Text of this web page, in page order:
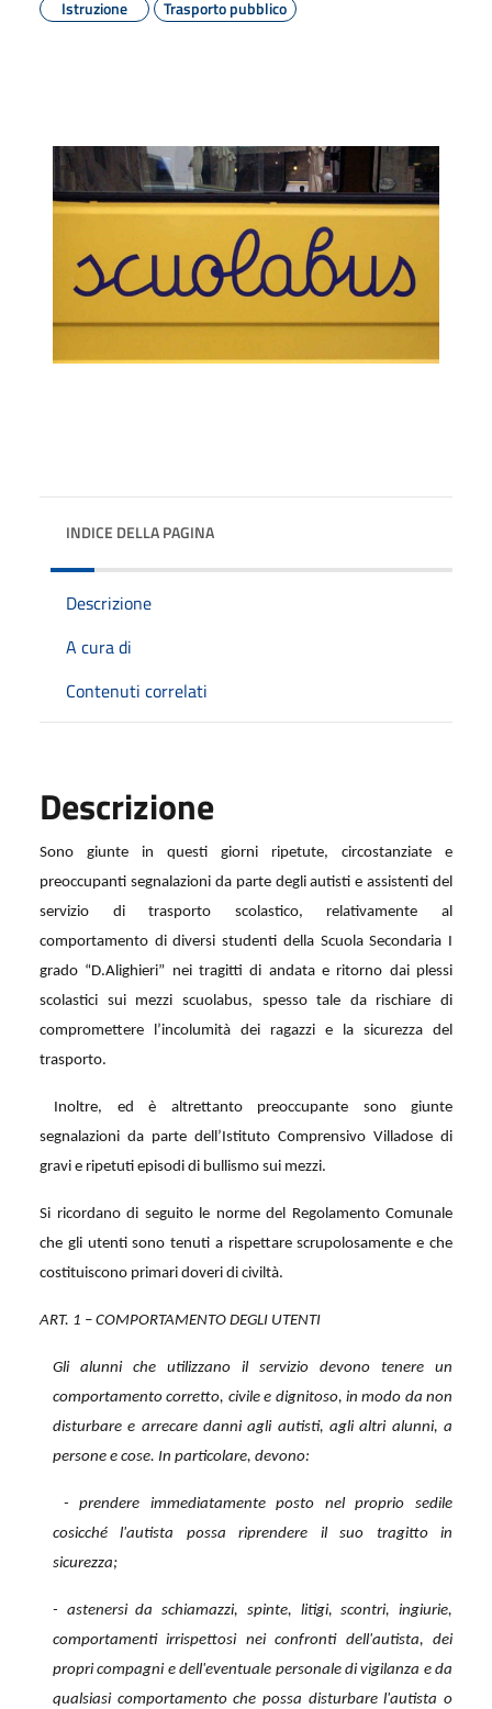
Istruzione
Trasporto pubblico
INDICE DELLA PAGINA
Descrizione
A cura di
Contenuti correlati
Descrizione
Sono giunte in questi giorni ripetute, circostanziate e
preoccupanti segnalazioni da parte degli autisti e assistenti del
servizio di trasporto scolastico, relativamente al
comportamento di diversi studenti della Scuola Secondaria I
grado “D.Alighieri” nei tragitti di andata e ritorno dai plessi
scolastici sui mezzi scuolabus, spesso tale da rischiare di
compromettere l’incolumità dei ragazzi e la sicurezza del
trasporto.
Inoltre, ed è altrettanto preoccupante sono giunte
segnalazioni da parte dell’Istituto Comprensivo Villadose di
gravi e ripetuti episodi di bullismo sui mezzi.
Si ricordano di seguito le norme del Regolamento Comunale
che gli utenti sono tenuti a rispettare scrupolosamente e che
costituiscono primari doveri di civiltà.
ART. 1 – COMPORTAMENTO DEGLI UTENTI
Gli alunni che utilizzano il servizio devono tenere un
comportamento corretto, civile e dignitoso, in modo da non
disturbare e arrecare danni agli autisti, agli altri alunni, a
persone e cose. In particolare, devono:
- prendere immediatamente posto nel proprio sedile
cosicché l'autista possa riprendere il suo tragitto in
sicurezza;
- astenersi da schiamazzi, spinte, litigi, scontri, ingiurie,
comportamenti irrispettosi nei confronti dell'autista, dei
propri compagni e dell'eventuale personale di vigilanza e da
qualsiasi comportamento che possa disturbare l'autista o